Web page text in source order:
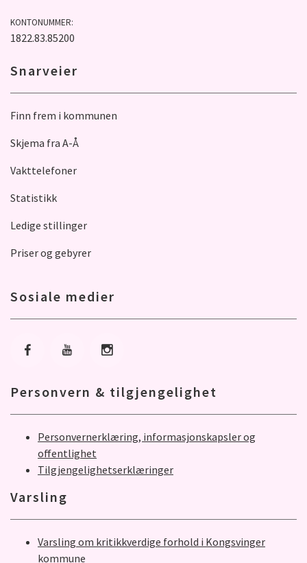
KONTONUMMER:
1822.83.85200
Snarveier
Finn frem i kommunen
Skjema fra A-Å
Vakttelefoner
Statistikk
Ledige stillinger
Priser og gebyrer
Sosiale medier
Gå til Facebook
Gå til YoutubeGå til Instagram
Personvern & tilgjengelighet
Personvernerklæring, informasjonskapsler og
offentlighet
Tilgjengelighetserklæringer
Varsling
Varsling om kritikkverdige forhold i Kongsvinger
kommune